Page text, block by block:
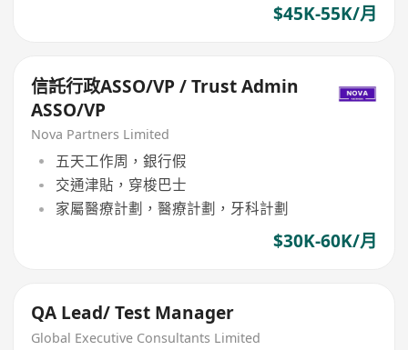
$45K-55K/月
信託行政ASSO/VP / Trust Admin
ASSO/VP
Nova Partners Limited
五天工作周，銀行假
交通津貼，穿梭巴士
家屬醫療計劃，醫療計劃，牙科計劃
$30K-60K/月
QA Lead/ Test Manager
Global Executive Consultants Limited